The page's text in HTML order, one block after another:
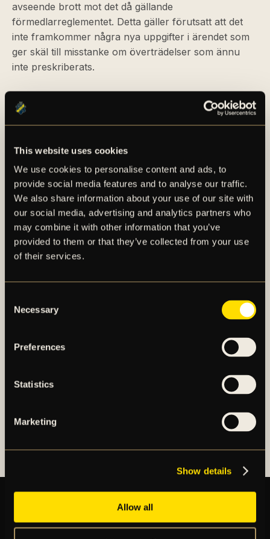
This website uses cookies
We use cookies to personalise content and ads, to
provide social media features and to analyse our traffic.
We also share information about your use of our site with
our social media, advertising and analytics partners who
may combine it with other information that you’ve
provided to them or that they’ve collected from your use
of their services.
Selection
Necessary
Preferences
Statistics
Marketing
Show details
Allow all
avseende brott mot det då gällande
förmedlarreglementet. Detta gäller förutsatt att det
inte framkommer några nya uppgifter i ärendet som
ger skäl till misstanke om överträdelser som ännu
inte preskriberats.
AIK Fotboll fortsätter den interna transferutredning
som sedan tidigare kommunicerats. Utredningen
kommer inte att beakta preskriptionstider i
AIK – SEDAN 1891
AIK Fotboll AB bedriver AIK Fotbollsförenings
elitfotbollsverksamhet genom ett herrlag och ett
damlag. Herrlaget spelar i Allsvenskan och damlaget
spelar i OBOS Damallsvenskan. AIK Fotboll AB är
AIK FOTBOLLSFÖRENING
BILJETTER